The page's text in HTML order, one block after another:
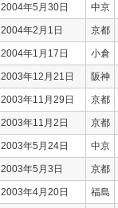
2004年5月30日 中京
2004年2月1日 京都
2004年1月17日 小倉
2003年12月21日 阪神
2003年11月29日 京都
2003年11月2日 京都
2003年5月24日 中京
2003年5月3日 京都
2003年4月20日 福島